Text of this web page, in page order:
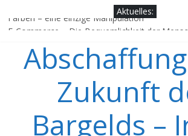
Inhalt
Aktuelles:
Farben – eine einzige Manipulation
digitalisierten Zahlung
China, ein Vorbild für Deutschland?
Jens Weidmann, würdest Du dich als einen
Bargelds bezeichnen?
Google, Apple Pay & Co. – Trend zum Mobile
Fahrt auf
Zukunft
Bargelds –